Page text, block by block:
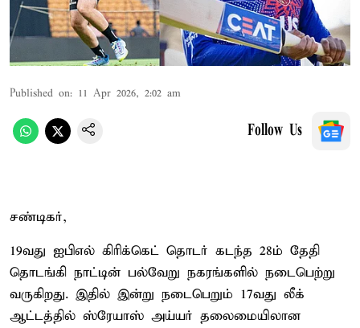
Published on: 11 Apr 2026, 2:02 am
Follow Us
சண்டிகர்,
19வது ஐபிஎல் கிரிக்கெட் தொடர் கடந்த 28ம் தேதி
தொடங்கி நாட்டின் பல்வேறு நகரங்களில் நடைபெற்று
வருகிறது. இதில் இன்று நடைபெறும் 17வது லீக்
ஆட்டத்தில் ஸ்ரேயாஸ் அய்யர் தலைமையிலான